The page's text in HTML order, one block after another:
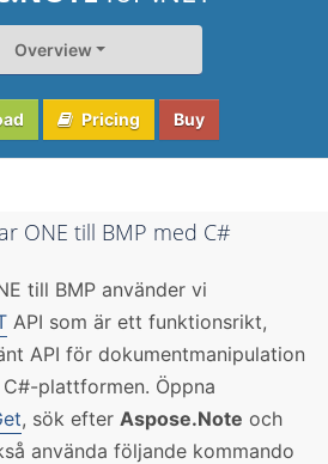
Overview
Pricing Buy
ONE till BMP med C#
till BMP använder vi
API som är ett funktionsrikt,
API för dokumentmanipulation
plattformen. Öppna
, sök efter Aspose.Note och
använda följande kommando